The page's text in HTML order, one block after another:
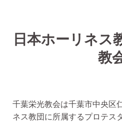
日本ホーリネ
教
千葉栄光教会は千葉市中央区
ネス教団に所属するプロテス